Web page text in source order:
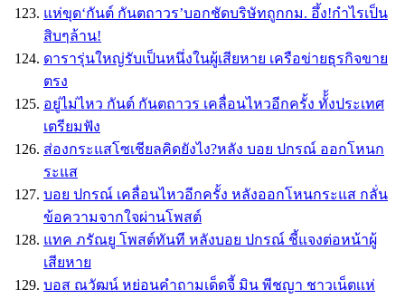
แห่ขุด‘กันต์ กันตถาวร’บอกชัดบริษัทถูกกม. อึ้ง!กำไรเป็น
สิบๆล้าน!
ดารารุ่นใหญ่รับเป็นหนึ่งในผู้เสียหาย เครือข่ายธุรกิจขาย
ตรง
อยู่ไม่ไหว กันต์ กันตถาวร เคลื่อนไหวอีกครั้ง ทั้้งประเทศ
เตรียมฟัง
ส่องกระแสโซเชียลคิดยังไง?หลัง บอย ปกรณ์ ออกโหนก
ระแส
บอย ปกรณ์ เคลื่อนไหวอีกครั้ง หลังออกโหนกระแส กลั่น
ข้อความจากใจผ่านโพสต์
แทค ภรัณยู โพสต์ทันที หลังบอย ปกรณ์ ชี้แจงต่อหน้าผู้
เสียหาย
บอส ณวัฒน์ หย่อนคำถามเด็ดจี้ มิน พีชญา ชาวเน็ตเเห่